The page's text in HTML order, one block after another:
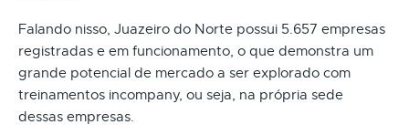
Falando nisso, Juazeiro do Norte possui 5.657 empresas
registradas e em funcionamento, o que demonstra um
grande potencial de mercado a ser explorado com
treinamentos incompany, ou seja, na própria sede
dessas empresas.